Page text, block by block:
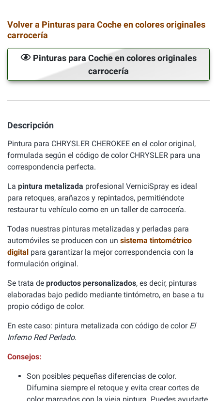
Volver a Pinturas para Coche en colores originales
carrocería
Pinturas para Coche en colores originales
carrocería
Descripción
Pintura para CHRYSLER CHEROKEE en el color original,
formulada según el código de color CHRYSLER para una
correspondencia perfecta.
La pintura metalizada profesional VerniciSpray es ideal
para retoques, arañazos y repintados, permitiéndote
restaurar tu vehículo como en un taller de carrocería.
Todas nuestras pinturas metalizadas y perladas para
automóviles se producen con un sistema tintométrico
digital para garantizar la mejor correspondencia con la
formulación original.
Se trata de productos personalizados, es decir, pinturas
elaboradas bajo pedido mediante tintómetro, en base a tu
propio código de color.
En este caso: pintura metalizada con código de color El
Inferno Red Perlado.
Consejos:
Son posibles pequeñas diferencias de color.
Difumina siempre el retoque y evita crear cortes de